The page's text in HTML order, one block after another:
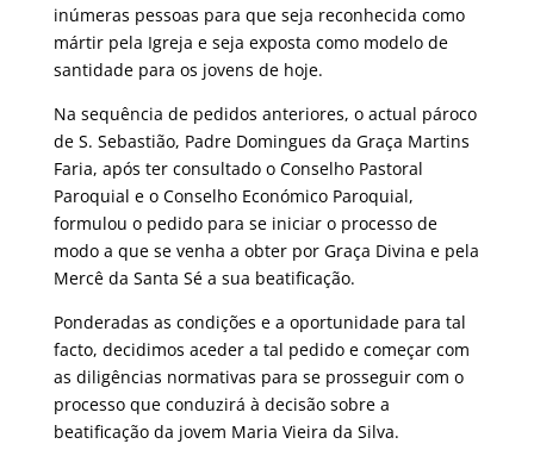
inúmeras pessoas para que seja reconhecida como
mártir pela Igreja e seja exposta como modelo de
santidade para os jovens de hoje.
Na sequência de pedidos anteriores, o actual pároco
de S. Sebastião, Padre Domingues da Graça Martins
Faria, após ter consultado o Conselho Pastoral
Paroquial e o Conselho Económico Paroquial,
formulou o pedido para se iniciar o processo de
modo a que se venha a obter por Graça Divina e pela
Mercê da Santa Sé a sua beatificação.
Ponderadas as condições e a oportunidade para tal
facto, decidimos aceder a tal pedido e começar com
as diligências normativas para se prosseguir com o
processo que conduzirá à decisão sobre a
beatificação da jovem Maria Vieira da Silva.